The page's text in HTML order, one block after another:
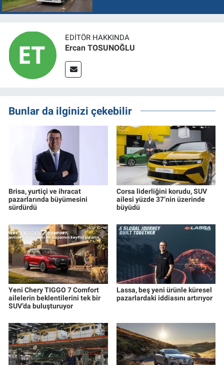
EDITÖR HAKKINDA
Ercan TOSUNOĞLU
Bunlar da ilginizi çekebilir
Brisa, yurtiçi ve ihracat
pazarlarında büyümesini
sürdürdü
Corsa liderliğini korudu, SUV
ailesi yüzde 37’nin üzerinde
büyüdü
Yeni Chery TIGGO 7 Comfort
ailelerin beklentilerini tek bir
SUV’da buluşturuyor
Lassa, beş yeni ürünle küresel
pazarlardaki iddiasını artırıyor